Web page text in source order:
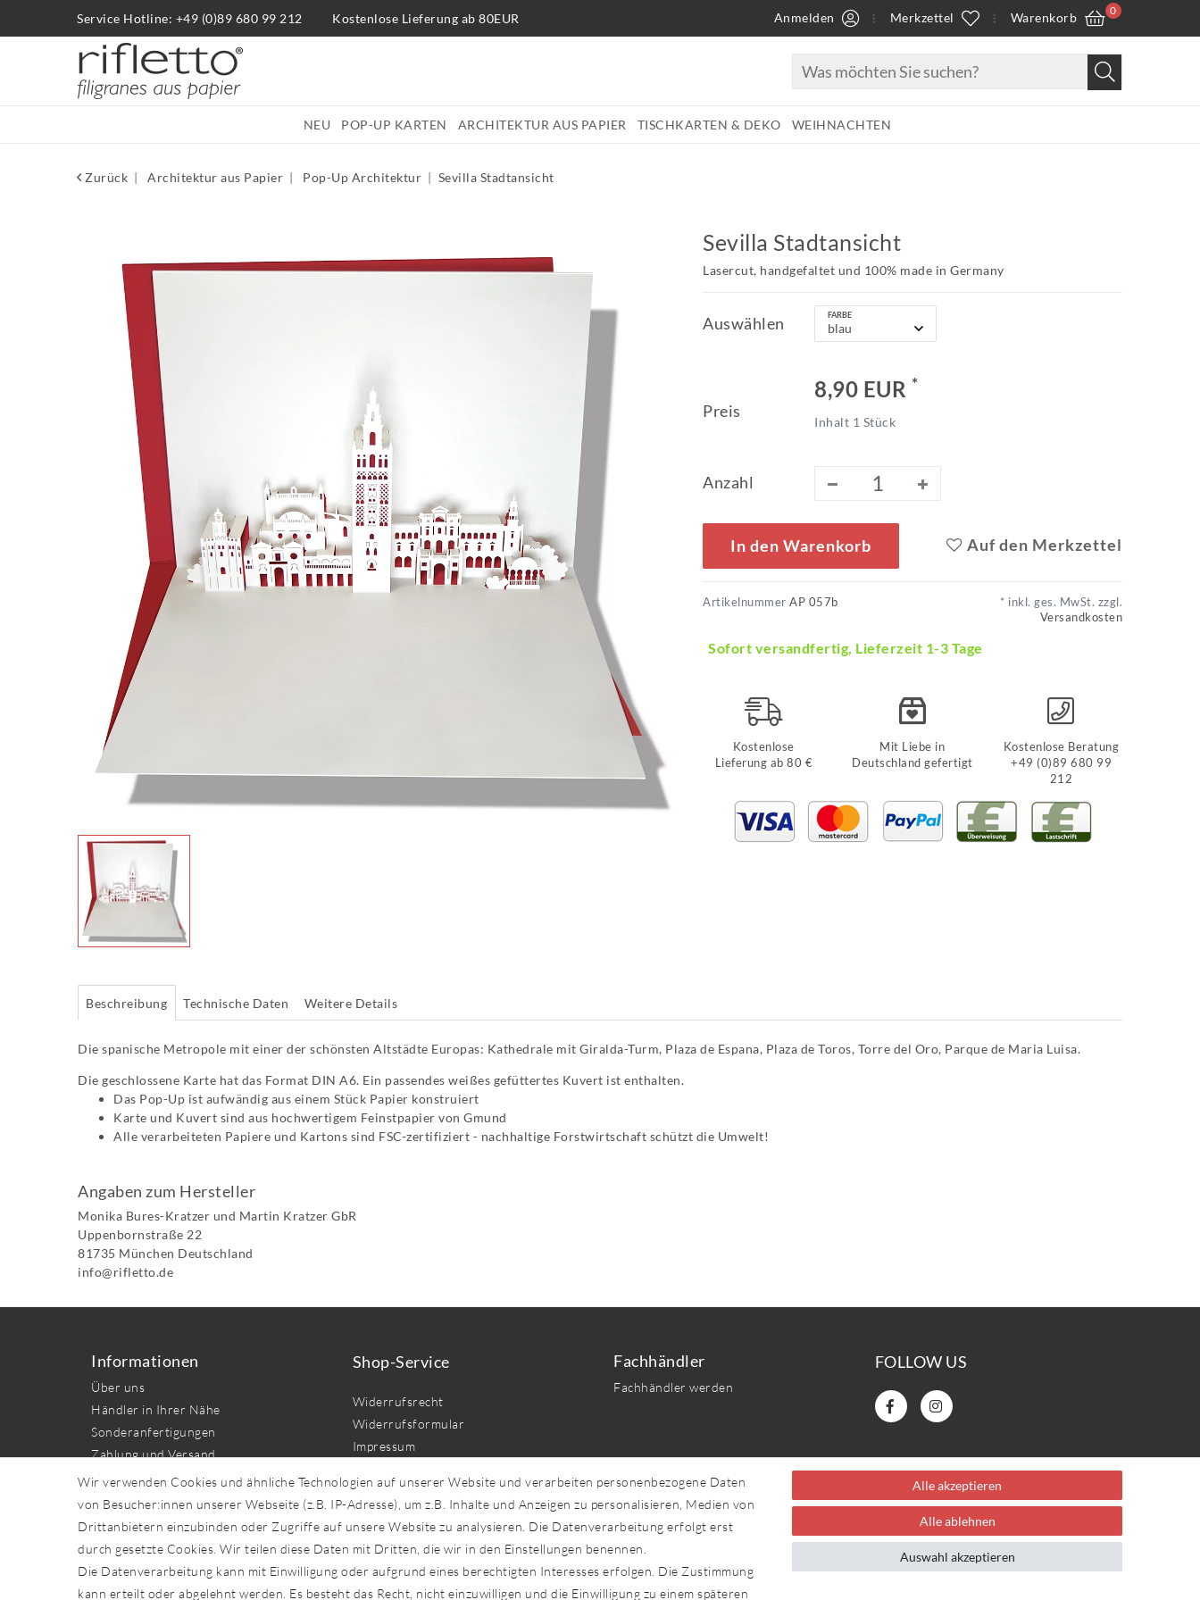
Service Hotline: +49 (0)89 680 99 212 Kostenlose Lieferung ab 80EUR Anmelden Merkzettel Warenkorb 0
NEU POP-UP KARTEN ARCHITEKTUR AUS PAPIER TISCHKARTEN & DEKO WEIHNACHTEN
Zurück Architektur aus Papier Pop-Up Architektur Sevilla Stadtansicht
Sevilla Stadtansicht
Lasercut, handgefaltet und 100% made in Germany
Auswählen FARBE
Preis
8,90 EUR *
Inhalt 1 Stück
Anzahl
In den Warenkorb Auf den Merkzettel
Artikelnummer AP 057b
* inkl. ges. MwSt. zzgl.
Versandkosten
Sofort versandfertig, Lieferzeit 1-3 Tage
Kostenlose
Lieferung ab 80 €
Mit Liebe in
Deutschland gefertigt
Kostenlose Beratung
+49 (0)89 680 99
212
Beschreibung Technische Daten Weitere Details
Die spanische Metropole mit einer der schönsten Altstädte Europas: Kathedrale mit Giralda-Turm, Plaza de Espana, Plaza de Toros, Torre del Oro, Parque de Maria Luisa.
Die geschlossene Karte hat das Format DIN A6. Ein passendes weißes gefüttertes Kuvert ist enthalten.
Das Pop-Up ist aufwändig aus einem Stück Papier konstruiert
Karte und Kuvert sind aus hochwertigem Feinstpapier von Gmund
Alle verarbeiteten Papiere und Kartons sind FSC-zertifiziert - nachhaltige Forstwirtschaft schützt die Umwelt!
Angaben zum Hersteller
Monika Bures-Kratzer und Martin Kratzer GbR
Uppenbornstraße 22
81735 München Deutschland
info@rifletto.de
Informationen
Über uns
Händler in Ihrer Nähe
Sonderanfertigungen
Zahlung und Versand
Shop-Service
Widerrufs­recht
Widerrufs­formular
Impressum
AGB
Kontakt
Vertrag widerrufen Kontakt
Fachhändler
Fachhändler werden
FOLLOW US
Wir verwenden Cookies und ähnliche Technologien auf unserer Website und verarbeiten personenbezogene Daten
von Besucher:innen unserer Webseite (z.B. IP-Adresse), um z.B. Inhalte und Anzeigen zu personalisieren, Medien von
Drittanbietern einzubinden oder Zugriffe auf unsere Website zu analysieren. Die Datenverarbeitung erfolgt erst
durch gesetzte Cookies. Wir teilen diese Daten mit Dritten, die wir in den Einstellungen benennen.
Die Datenverarbeitung kann mit Einwilligung oder aufgrund eines berechtigten Interesses erfolgen. Die Zustimmung
kann erteilt oder abgelehnt werden. Es besteht das Recht, nicht einzuwilligen und die Einwilligung zu einem späteren
Alle akzeptieren
Alle ablehnen
Auswahl akzeptieren